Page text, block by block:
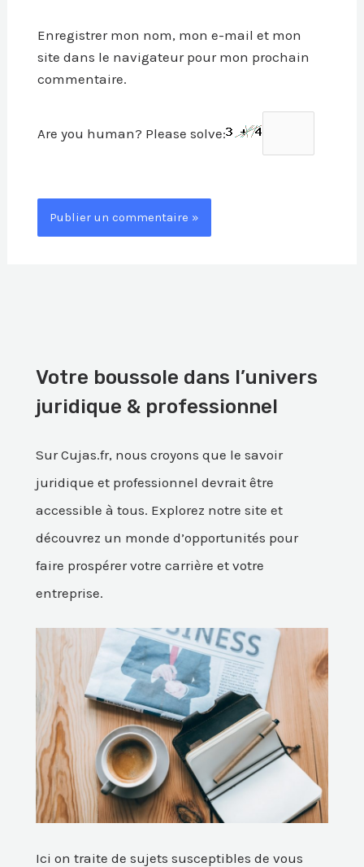
Enregistrer mon nom, mon e-mail et mon
site dans le navigateur pour mon prochain
commentaire.
Are you human? Please solve:
Votre boussole dans l’univers
juridique & professionnel
Sur Cujas.fr, nous croyons que le savoir
juridique et professionnel devrait être
accessible à tous. Explorez notre site et
découvrez un monde d’opportunités pour
faire prospérer votre carrière et votre
entreprise.
Ici on traite de sujets susceptibles de vous